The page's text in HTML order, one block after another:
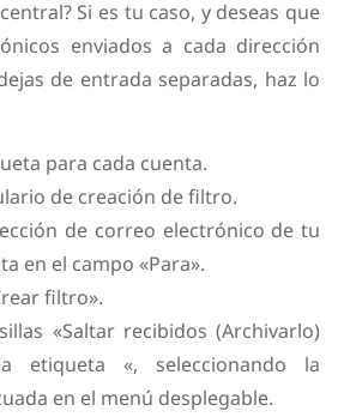
Si es tu caso, y deseas que
enviados a cada dirección
de entrada separadas, haz lo
para cada cuenta.
de creación de filtro.
de correo electrónico de tu
en el campo «Para».
filtro».
«Saltar recibidos (Archivarlo)
etiqueta «, seleccionando la
en el menú desplegable.